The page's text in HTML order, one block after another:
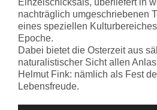
Einzelschicksals, überliefert in
nachträglich umgeschriebenen
eines speziellen
Epoche.
Dabei bietet die Osterzeit aus
naturalistischer Sicht allen
Helmut Fink: nämlich als Fest
Lebensfreude.